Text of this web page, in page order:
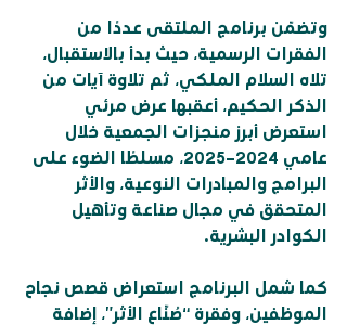
وتضمّن برنامج الملتقى عددًا من
الفقرات الرسمية، حيث بدأ بالاستقبال،
تلاه السلام الملكي، ثم تلاوة آيات من
الذكر الحكيم، أعقبها عرض مرئي
استعرض أبرز منجزات الجمعية خلال
عامي 2024–2025، مسلطًا الضوء على
البرامج والمبادرات النوعية، والأثر
المتحقق في مجال صناعة وتأهيل
الكوادر البشرية.
كما شمل البرنامج استعراض قصص نجاح
الموظفين، وفقرة “صُنّاع الأثر”، إضافة